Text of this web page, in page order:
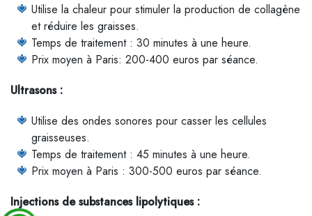
Utilise la chaleur pour stimuler la production de collagène
et réduire les graisses.
Temps de traitement : 30 minutes à une heure.
Prix moyen à Paris: 200-400 euros par séance.
Ultrasons :
Utilise des ondes sonores pour casser les cellules
graisseuses.
Temps de traitement : 45 minutes à une heure.
Prix moyen à Paris : 300-500 euros par séance.
Injections de substances lipolytiques :